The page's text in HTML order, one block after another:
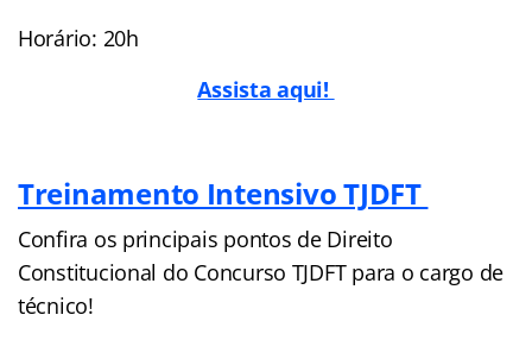
Horário: 20h
Assista aqui!
Treinamento Intensivo TJDFT
Confira os principais pontos de Direito
Constitucional do Concurso TJDFT para o cargo de
técnico!